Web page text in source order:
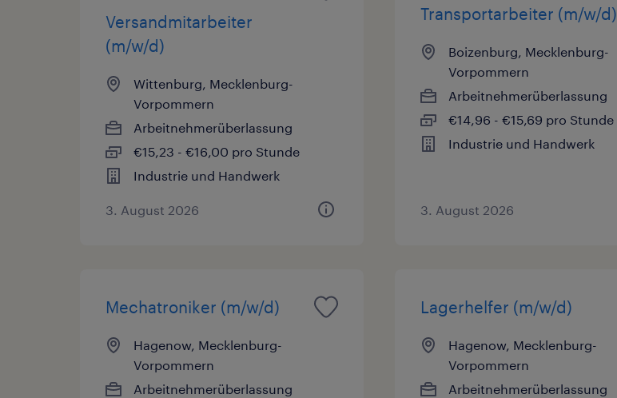
Versandmitarbeiter
(m/w/d)
Wittenburg, Mecklenburg-
Vorpommern
Arbeitnehmerüberlassung
€15,23 - €16,00 pro Stunde
Industrie und Handwerk
3. August 2026
Transportarbeiter (m/w/d)
Boizenburg, Mecklenburg-
Vorpommern
Arbeitnehmerüberlassung
€14,96 - €15,69 pro Stunde
Industrie und Handwerk
3. August 2026
Mechatroniker (m/w/d)
Hagenow, Mecklenburg-
Vorpommern
Arbeitnehmerüberlassung
Lagerhelfer (m/w/d)
Hagenow, Mecklenburg-
Vorpommern
Arbeitnehmerüberlassung